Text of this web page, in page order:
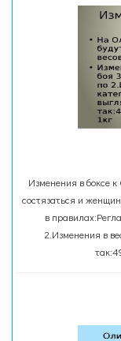
Изменения в боксе
состязаться и
в
2.Изменения в